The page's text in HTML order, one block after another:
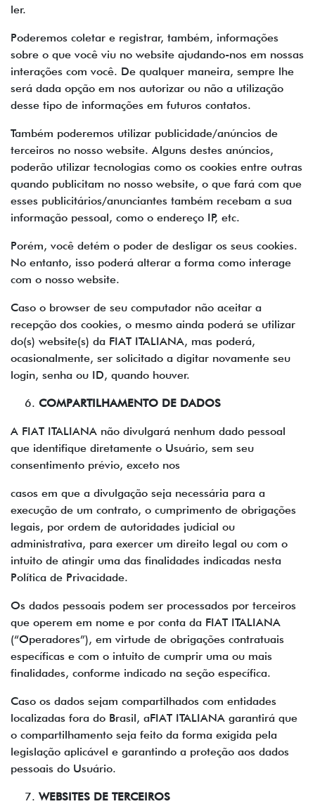
ler.
Poderemos coletar e registrar, também, informações
sobre o que você viu no website ajudando-nos em nossas
interações com você. De qualquer maneira, sempre lhe
será dada opção em nos autorizar ou não a utilização
desse tipo de informações em futuros contatos.
Também poderemos utilizar publicidade/anúncios de
terceiros no nosso website. Alguns destes anúncios,
poderão utilizar tecnologias como os cookies entre outras
quando publicitam no nosso website, o que fará com que
esses publicitários/anunciantes também recebam a sua
informação pessoal, como o endereço IP, etc.
Porém, você detém o poder de desligar os seus cookies.
No entanto, isso poderá alterar a forma como interage
com o nosso website.
Caso o browser de seu computador não aceitar a
recepção dos cookies, o mesmo ainda poderá se utilizar
do(s) website(s) da FIAT ITALIANA, mas poderá,
ocasionalmente, ser solicitado a digitar novamente seu
login, senha ou ID, quando houver.
COMPARTILHAMENTO DE DADOS
A FIAT ITALIANA não divulgará nenhum dado pessoal
que identifique diretamente o Usuário, sem seu
consentimento prévio, exceto nos
casos em que a divulgação seja necessária para a
execução de um contrato, o cumprimento de obrigações
legais, por ordem de autoridades judicial ou
administrativa, para exercer um direito legal ou com o
intuito de atingir uma das finalidades indicadas nesta
Política de Privacidade.
Os dados pessoais podem ser processados por terceiros
que operem em nome e por conta da FIAT ITALIANA
(“Operadores”), em virtude de obrigações contratuais
específicas e com o intuito de cumprir uma ou mais
finalidades, conforme indicado na seção específica.
Caso os dados sejam compartilhados com entidades
localizadas fora do Brasil, aFIAT ITALIANA garantirá que
o compartilhamento seja feito da forma exigida pela
legislação aplicável e garantindo a proteção aos dados
pessoais do Usuário.
WEBSITES DE TERCEIROS